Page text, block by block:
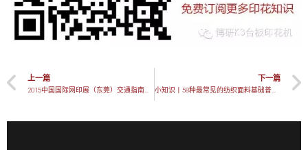
上一篇
2015中国国际网印展（东莞）交通指南！放心抵达，任性观展！
下一篇
小知识丨58种最常见的纺织面料基础普及，你懂吗？